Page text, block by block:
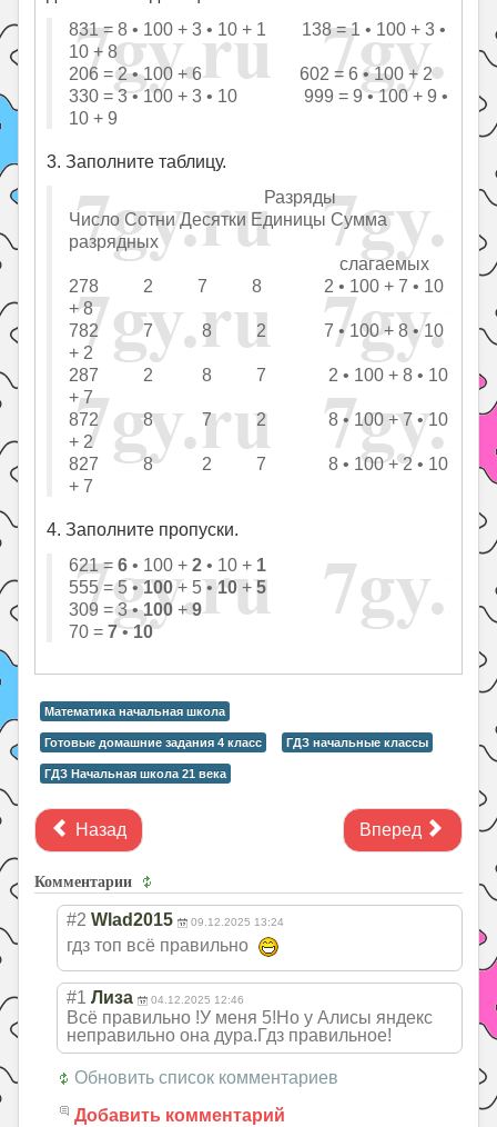
831 = 8 • 100 + 3 • 10 + 1 138 = 1 • 100 + 3 •
10 + 8
206 = 2 • 100 + 6 602 = 6 • 100 + 2
330 = 3 • 100 + 3 • 10 999 = 9 • 100 + 9 •
10 + 9
3. Заполните таблицу.
Разряды
Число Сотни Десятки Единицы Сумма
разрядных
слагаемых
278 2 7 8 2 • 100 + 7 • 10
+ 8
782 7 8 2 7 • 100 + 8 • 10
+ 2
287 2 8 7 2 • 100 + 8 • 10
+ 7
872 8 7 2 8 • 100 + 7 • 10
+ 2
827 8 2 7 8 • 100 + 2 • 10
+ 7
4. Заполните пропуски.
621 =6 • 100 +2 • 10 + 1
555 = 5 •100+ 5 •10 +5
309 = 3 •100 +9
70 =7•10
Математика начальная школа
Готовые домашние задания 4 класс ГДЗ начальные классы
ГДЗ Начальная школа 21 века
Назад Вперед
Комментарии
#2 Wlad2015 09.12.2025 13:24
гдз топ всё правильно
#1 Лиза 04.12.2025 12:46
Всё правильно !У меня 5!Но у Алисы яндекс
неправильно она дура.Гдз правильное!
Обновить список комментариев
Добавить комментарий